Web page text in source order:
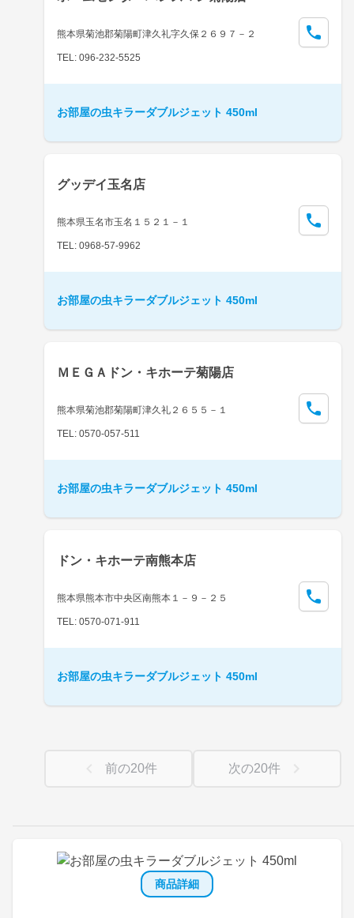
商品詳細
熊本県菊池郡菊陽町津久礼字久保２６９７－２
TEL: 096-232-5525
お部屋の虫キラーダブルジェット 450ml
グッデイ玉名店
熊本県玉名市玉名１５２１－１
TEL: 0968-57-9962
お部屋の虫キラーダブルジェット 450ml
ＭＥＧＡドン・キホーテ菊陽店
熊本県菊池郡菊陽町津久礼２６５５－１
TEL: 0570-057-511
お部屋の虫キラーダブルジェット 450ml
ドン・キホーテ南熊本店
熊本県熊本市中央区南熊本１－９－２５
TEL: 0570-071-911
お部屋の虫キラーダブルジェット 450ml
前の20件 次の20件